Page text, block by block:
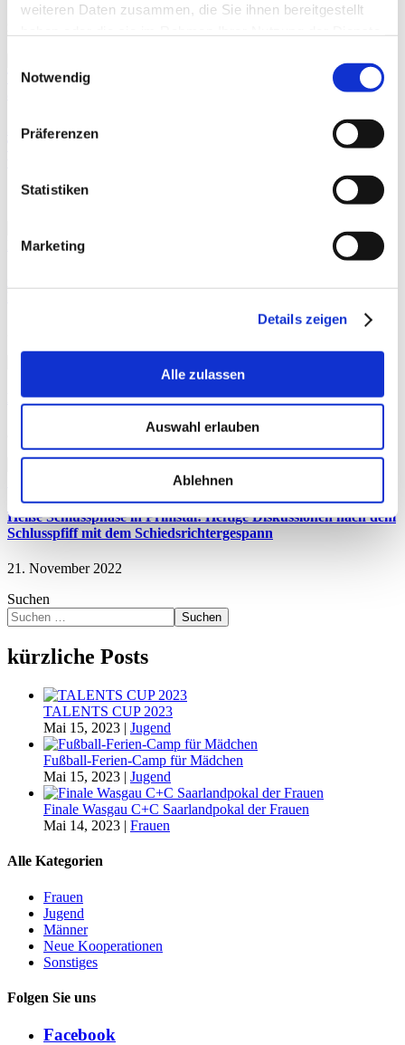
weiteren Daten zusammen, die Sie ihnen bereitgestellt
Notwendig
Präferenzen
Statistiken
Marketing
Details zeigen
Alle zulassen
Auswahl erlauben
Ablehnen
Sieg im Nachbarort! Quierschied erklimmt den nächsten
Turniersieg und stößt die Tür zum Volksbankenmasters-Finale
19. Dezember 2022
Ermutigender Auftritt im dritten Rennen
Heiße Schlussphase in Primstal! Heftige Diskussionen nach dem
Schlusspfiff mit dem Schiedsrichtergespann
21. November 2022
Suchen
Suchen
kürzliche Posts
TALENTS CUP 2023
Mai 15, 2023 | Jugend
Fußball-Ferien-Camp für Mädchen
Mai 15, 2023 | Jugend
Finale Wasgau C+C Saarlandpokal der Frauen
Mai 14, 2023 | Frauen
Alle Kategorien
Frauen
Jugend
Männer
Neue Kooperationen
Sonstiges
Folgen Sie uns
Facebook